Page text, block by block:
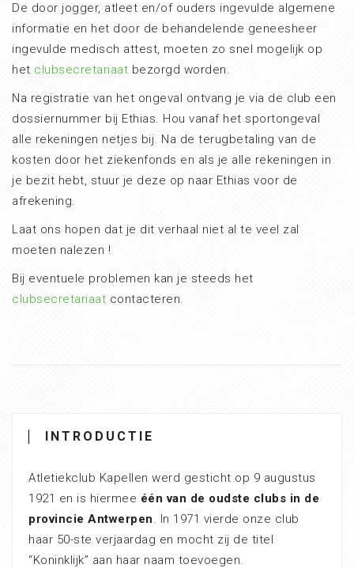
De door jogger, atleet en/of ouders ingevulde algemene
informatie en het door de behandelende geneesheer
ingevulde medisch attest, moeten zo snel mogelijk op
het clubsecretariaat bezorgd worden.
Na registratie van het ongeval ontvang je via de club een
dossiernummer bij Ethias. Hou vanaf het sportongeval
alle rekeningen netjes bij. Na de terugbetaling van de
kosten door het ziekenfonds en als je alle rekeningen in
je bezit hebt, stuur je deze op naar Ethias voor de
afrekening.
Laat ons hopen dat je dit verhaal niet al te veel zal
moeten nalezen !
Bij eventuele problemen kan je steeds het
clubsecretariaat contacteren.
INTRODUCTIE
Atletiekclub Kapellen werd gesticht op 9 augustus
1921 en is hiermee één van de oudste clubs in de
provincie Antwerpen. In 1971 vierde onze club
haar 50-ste verjaardag en mocht zij de titel
“Koninklijk” aan haar naam toevoegen.